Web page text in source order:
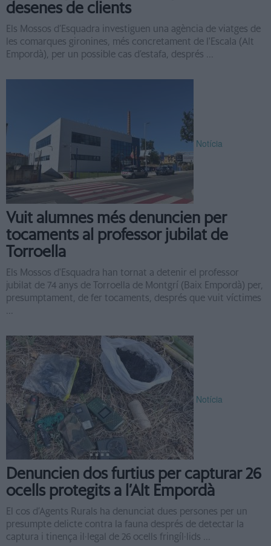
desenes de clients
Els Mossos d’Esquadra investiguen una agència de viatges de
les comarques gironines, més concretament de l'Escala (Alt
Empordà), per un possible cas d’estafa, després ...
Notícia
Vuit alumnes més denuncien per
tocaments al professor jubilat de
Torroella
Els Mossos d'Esquadra han tornat a detenir el professor
jubilat de 74 anys de Torroella de Montgrí (Baix Empordà) per,
presumptament, de fer tocaments, després que vuit víctimes
Notícia
Denuncien dos furtius per capturar 26
ocells protegits a l’Alt Empordà
El cos d’Agents Rurals ha denunciat dues persones per un
presumpte delicte contra la fauna després de detectar la
captura i tinença il·legal de 26 ocells fringíl·lids ...